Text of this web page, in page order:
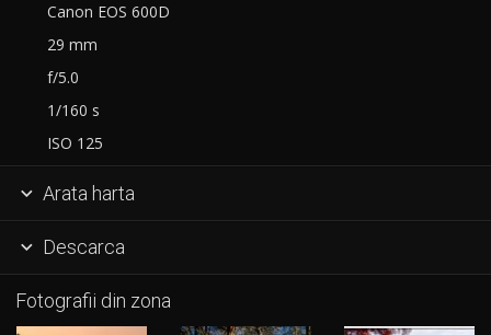
Canon EOS 600D
29 mm
f/5.0
1/160 s
ISO 125
 Arata harta
 Descarca
Fotografii din zona